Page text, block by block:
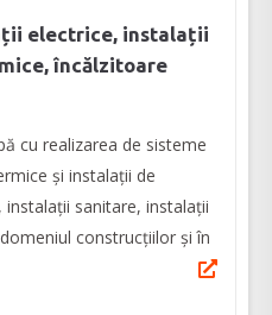
electrice, instalații
încălzitoare
cu realizarea de sisteme
și instalații de
sanitare, instalații
construcțiilor și în